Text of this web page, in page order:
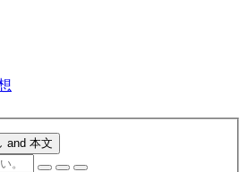
and 本文